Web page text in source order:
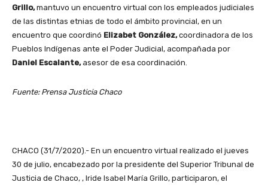
Grillo,mantuvo un encuentro virtual con los empleados judiciales
de las distintas etnias de todo el ámbito provincial, en un
encuentro que coordinó Elizabet González,coordinadora de los
Pueblos Indígenas ante el Poder Judicial, acompañada por
Daniel Escalante,asesor de esa coordinación.
Fuente: Prensa Justicia Chaco
CHACO (31/7/2020).- En un encuentro virtual realizado el jueves
30 de julio, encabezado por la presidente del Superior Tribunal de
Justicia de Chaco, , Iride Isabel María Grillo, participaron, el